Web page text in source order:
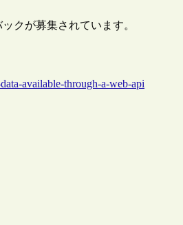
クが募集されています。
available-through-a-web-api